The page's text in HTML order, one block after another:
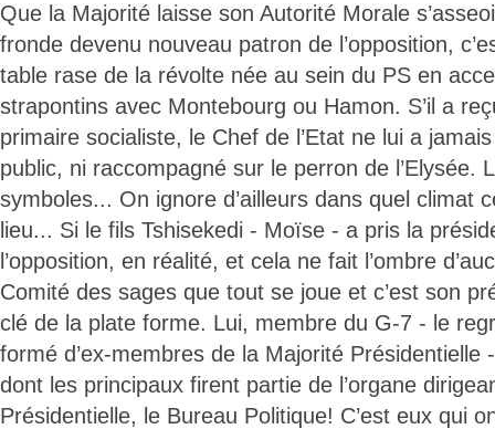
Que la Majorité laisse son Autorité Morale
fronde devenu nouveau patron de l’opposition,
table rase de la révolte née au sein du PS en
strapontins avec Montebourg ou Hamon. S’il a
primaire socialiste, le Chef de l’Etat ne lui a
public, ni raccompagné sur le perron de l’Elysée.
symboles... On ignore d’ailleurs dans quel climat
lieu... Si le fils Tshisekedi - Moïse - a pris la
l’opposition, en réalité, et cela ne fait l’ombre
Comité des sages que tout se joue et c’est son
clé de la plate forme. Lui, membre du G-7 - le
formé d’ex-membres de la Majorité Présidentielle
dont les principaux firent partie de l’organe
Présidentielle, le Bureau Politique! C’est eux qui